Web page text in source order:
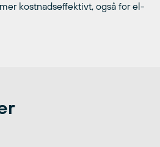
kostnadseffektivt, også for el-